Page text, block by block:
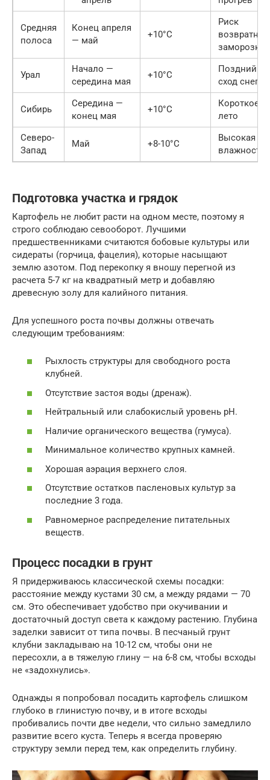
Средняя
полоса
Конец апреля
— май
+10°C
Риск
возвратных
заморозков
Урал
Начало —
середина мая
+10°C
Поздний
сход снега
Сибирь
Середина —
конец мая
+10°C
Короткое
лето
Северо-
Запад
Май +8-10°C
Высокая
влажность
Подготовка участка и грядок
Картофель не любит расти на одном месте, поэтому я
строго соблюдаю севооборот. Лучшими
предшественниками считаются бобовые культуры или
сидераты (горчица, фацелия), которые насыщают
землю азотом. Под перекопку я вношу перегной из
расчета 5-7 кг на квадратный метр и добавляю
древесную золу для калийного питания.
Для успешного роста почвы должны отвечать
следующим требованиям:
Рыхлость структуры для свободного роста
клубней.
Отсутствие застоя воды (дренаж).
Нейтральный или слабокислый уровень pH.
Наличие органического вещества (гумуса).
Минимальное количество крупных камней.
Хорошая аэрация верхнего слоя.
Отсутствие остатков пасленовых культур за
последние 3 года.
Равномерное распределение питательных
веществ.
Процесс посадки в грунт
Я придерживаюсь классической схемы посадки:
расстояние между кустами 30 см, а между рядами — 70
см. Это обеспечивает удобство при окучивании и
достаточный доступ света к каждому растению. Глубина
заделки зависит от типа почвы. В песчаный грунт
клубни закладываю на 10-12 см, чтобы они не
пересохли, а в тяжелую глину — на 6-8 см, чтобы всходы
не «задохнулись».
Однажды я попробовал посадить картофель слишком
глубоко в глинистую почву, и в итоге всходы
пробивались почти две недели, что сильно замедлило
развитие всего куста. Теперь я всегда проверяю
структуру земли перед тем, как определить глубину.